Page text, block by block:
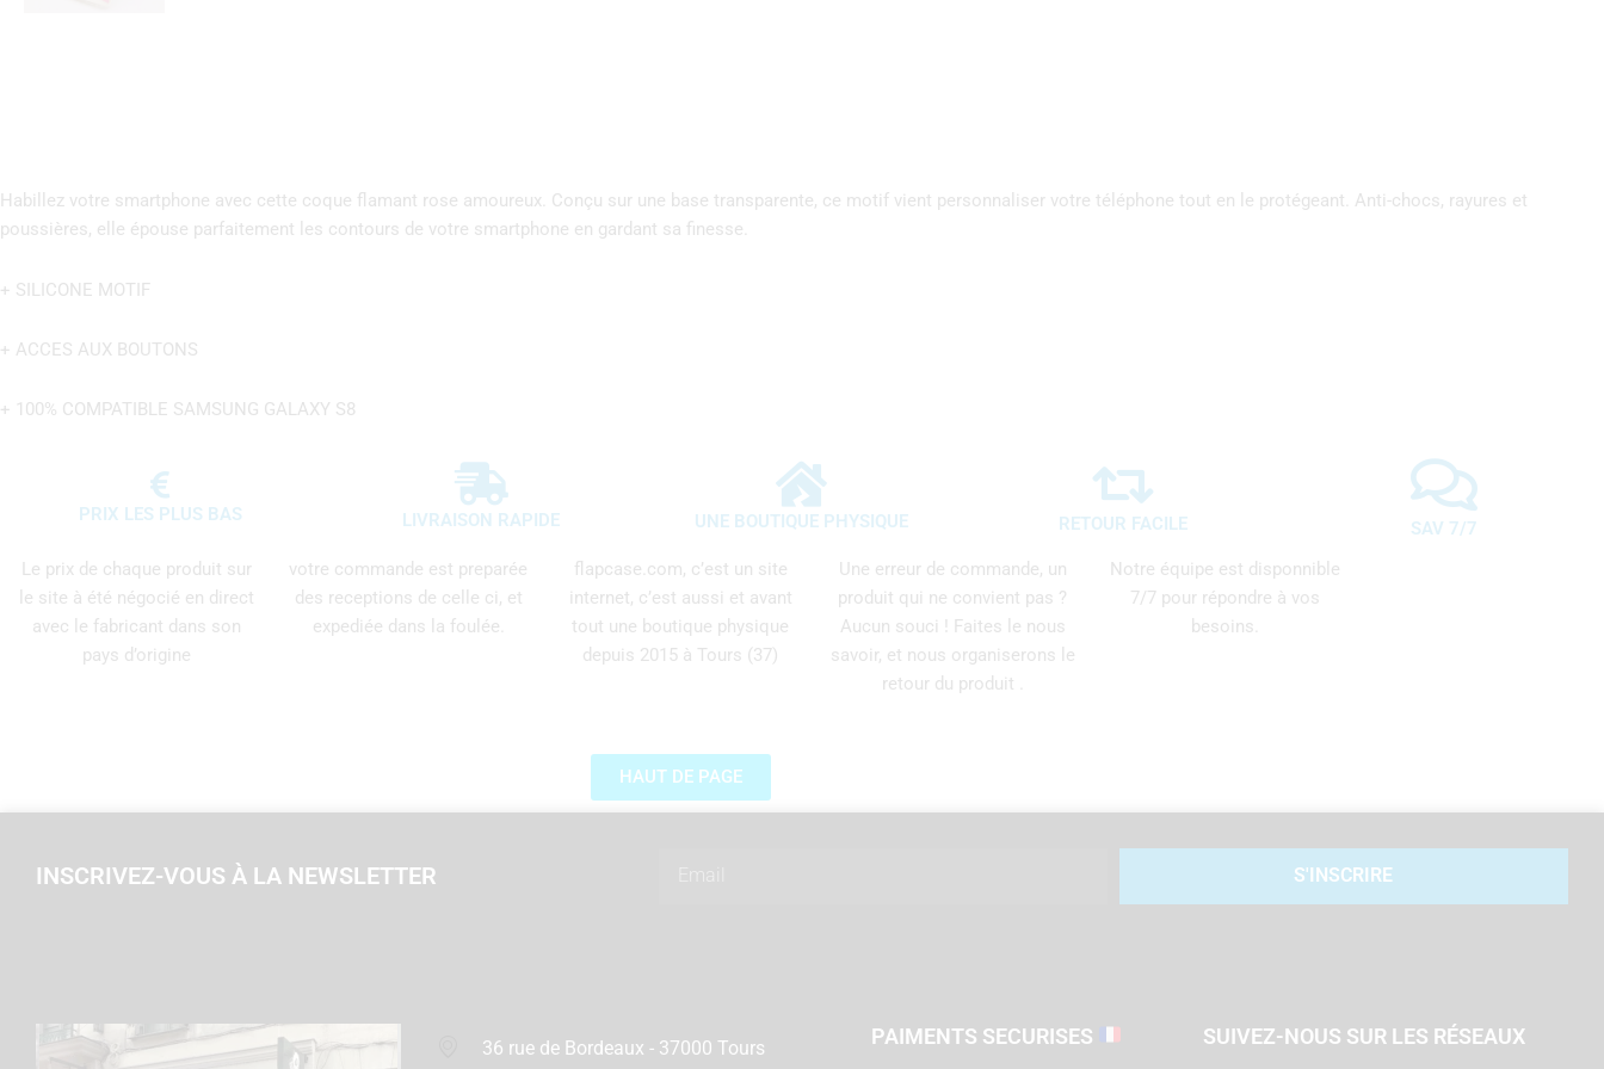
Habillez votre smartphone avec cette coque flamant rose amoureux. Conçu sur une base transparente, ce motif vient personnaliser votre téléphone tout en le protégeant. Anti-chocs, rayures et
poussières, elle épouse parfaitement les contours de votre smartphone en gardant sa finesse.
+ SILICONE MOTIF
+ ACCES AUX BOUTONS
+ 100% COMPATIBLE SAMSUNG GALAXY S8
PRIX LES PLUS BAS LIVRAISON RAPIDE UNE BOUTIQUE PHYSIQUE RETOUR FACILE
SAV 7/7
Le prix de chaque produit sur
le site à été négocié en direct
avec le fabricant dans son
pays d’origine
votre commande est preparée
des receptions de celle ci, et
expediée dans la foulée.
flapcase.com, c’est un site
internet, c’est aussi et avant
tout une boutique physique
depuis 2015 à Tours (37)
Une erreur de commande, un
produit qui ne convient pas ?
Aucun souci ! Faites le nous
savoir, et nous organiserons le
retour du produit .
Notre équipe est disponnible
7/7 pour répondre à vos
besoins.
HAUT DE PAGE
INSCRIVEZ-VOUS À LA NEWSLETTER S'INSCRIRE
36 rue de Bordeaux - 37000 Tours
PAIMENTS SECURISES SUIVEZ-NOUS SUR LES RÉSEAUX